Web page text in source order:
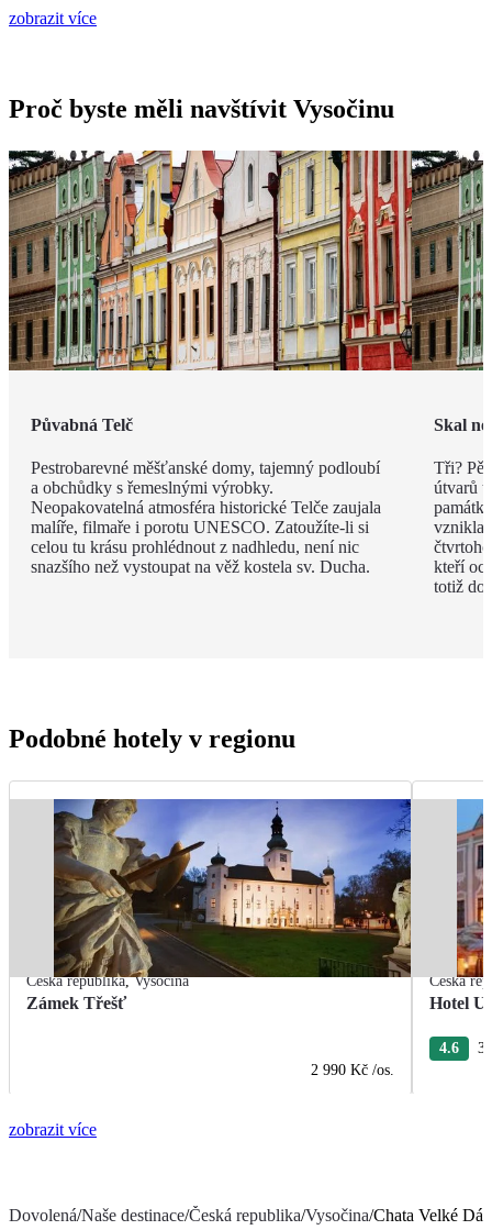
zobrazit více
Proč byste měli navštívit Vysočinu
Půvabná Telč
Pestrobarevné měšťanské domy, tajemný podloubí
a obchůdky s řemeslnými výrobky.
Neopakovatelná atmosféra historické Telče zaujala
malíře, filmaře i porotu UNESCO. Zatoužíte-li si
celou tu krásu prohlédnout z nadhledu, není nic
snazšího než vystoupat na věž kostela sv. Ducha.
Skal
Tři?
útvarů
vznikla
kteří
totiž
Podobné hotely v regionu
Česká republika,Vysočina
Zámek Třešť
2 990 Kč /os.
Česká
Hotel U
4.6 3
zobrazit více
Dovolená/Naše destinace/Česká republika/Vysočina/Chata Velké